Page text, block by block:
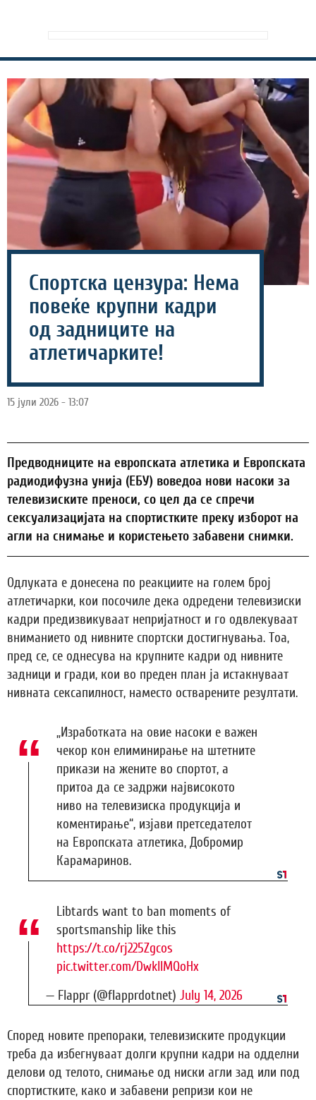
Спортска цензура: Нема
повеќе крупни кадри
од задниците на
атлетичарките!
15 јули 2026 - 13:07
Предводниците на европската атлетика и Европската
радиодифузна унија (ЕБУ) воведоа нови насоки за
телевизиските преноси, со цел да се спречи
сексуализацијата на спортистките преку изборот на
агли на снимање и користењето забавени снимки.
Одлуката е донесена по реакциите на голем број
атлетичарки, кои посочиле дека одредени телевизиски
кадри предизвикуваат непријатност и го одвлекуваат
вниманието од нивните спортски достигнувања. Тоа,
пред се, се однесува на крупните кадри од нивните
задници и гради, кои во преден план ја истакнуваат
нивната сексапилност, наместо остварените резултати.
„Изработката на овие насоки е важен
чекор кон елиминирање на штетните
прикази на жените во спортот, а
притоа да се задржи највисокото
ниво на телевизиска продукција и
коментирање“, изјави претседателот
на Европската атлетика, Добромир
Карамаринов.
Libtards want to ban moments of
sportsmanship like this
https://t.co/rj225Zgcos
pic.twitter.com/DwkIIMQoHx
— Flappr (@flapprdotnet) July 14, 2026
Според новите препораки, телевизиските продукции
треба да избегнуваат долги крупни кадри на одделни
делови од телото, снимање од ниски агли зад или под
спортистките, како и забавени репризи кои не